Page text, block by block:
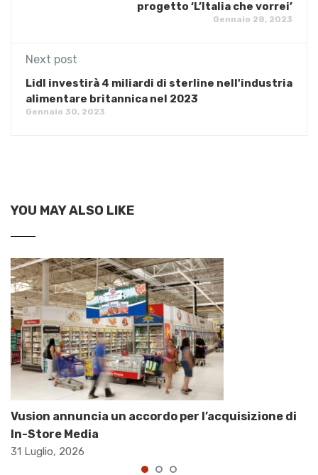
progetto ‘L’Italia che vorrei’
Gennaio 28, 2023
Next post
Lidl investirà 4 miliardi di sterline nell'industria
alimentare britannica nel 2023
Gennaio 30, 2023
YOU MAY ALSO LIKE
Vusion annuncia un accordo per l’acquisizione di
In-Store Media
31 Luglio, 2026